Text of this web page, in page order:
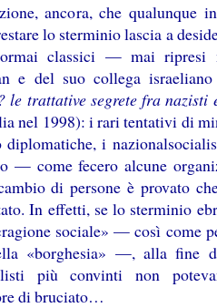
ancora, che qualunque
lo sterminio lascia a
classici — mai ripresi
e del suo collega israeliano
le trattative segrete fra nazisti
nel 1998): i rari tentativi di
i
— come fecero alcune
di persone è provato
In effetti, se lo sterminio
sociale» — così come
«borghesia» —, alla fine
più convinti non
di bruciato…